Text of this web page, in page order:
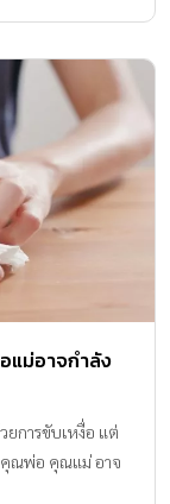
แม่อาจกำลัง
ยการขับเหงื่อ แต่
คุณพ่อ คุณแม่ อาจ